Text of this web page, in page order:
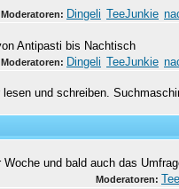
Moderatoren: Dingeli TeeJunkie
Antipasti bis Nachtisch
Moderatoren: Dingeli TeeJunkie
und schreiben.
und bald auch das
Moderatoren: